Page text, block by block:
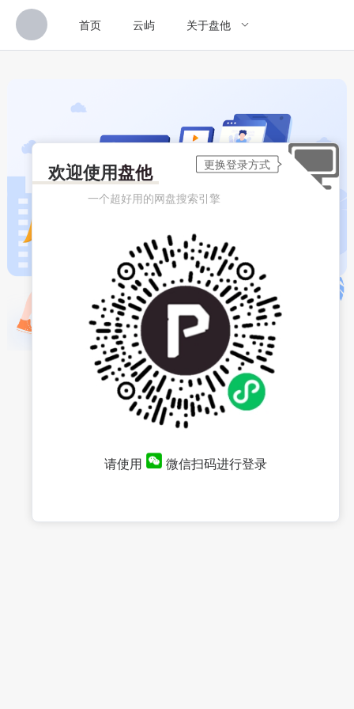
首页 云屿 关于盘他
欢迎使用盘他
一个超好用的网盘搜索引擎
请使用 微信扫码进行登录